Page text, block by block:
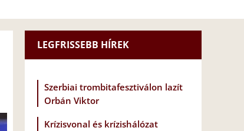
LEGFRISSEBB HÍREK
Szerbiai trombitafesztiválon lazít
Orbán Viktor
Krízisvonal és krízishálózat